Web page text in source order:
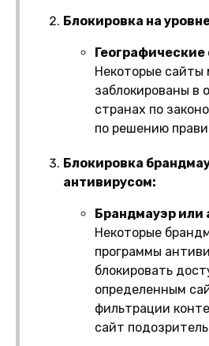
Блокировка на
Географические
Некоторые сайты
заблокированы в
странах по
по решению
Блокировка
антивирусом:
Брандмауэр или
Некоторые
программы
блокировать
определенным
фильтрации
сайт